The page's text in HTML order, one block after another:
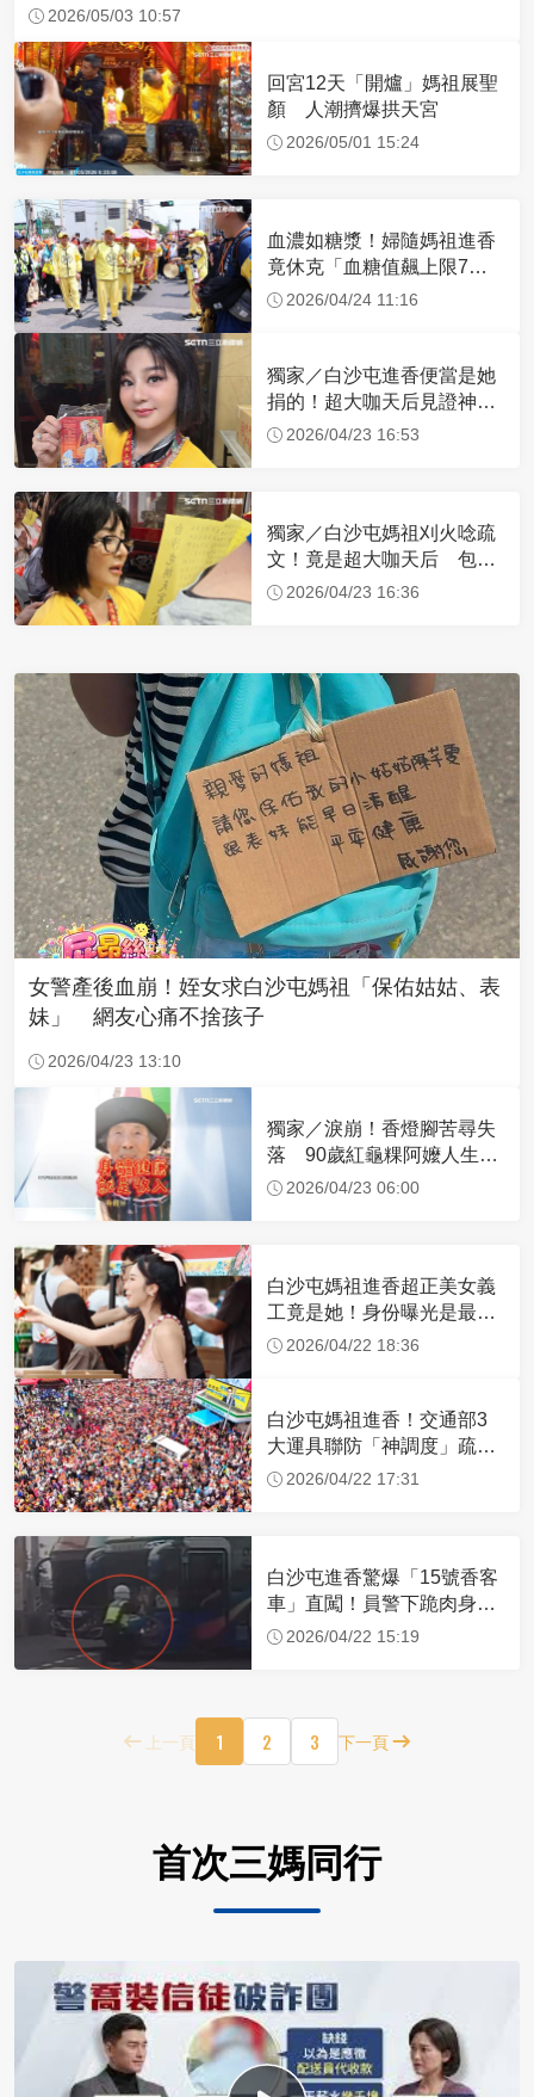
2026/05/03 10:57
回宮12天「開爐」媽祖展聖
顏 人潮擠爆拱天宮
2026/05/01 15:24
血濃如糖漿！婦隨媽祖進香
竟休克「血糖值飆上限7
倍」 醫曝原因
2026/04/24 11:16
獨家／白沙屯進香便當是她
捐的！超大咖天后見證神
蹟 一靠近媽祖就爆哭
2026/04/23 16:53
獨家／白沙屯媽祖刈火唸疏
文！竟是超大咖天后 包尿
布忍尿5小時不喊累
2026/04/23 16:36
女警產後血崩！姪女求白沙屯媽祖「保佑姑姑、表
妹」 網友心痛不捨孩子
2026/04/23 13:10
獨家／淚崩！香燈腳苦尋失
落 90歲紅龜粿阿嬤人生謝
幕2026/04/23 06:00
白沙屯媽祖進香超正美女義
工竟是她！身份曝光是最美
禮生 一輩子不結婚
2026/04/22 18:36
白沙屯媽祖進香！交通部3
大運具聯防「神調度」疏運
32.1萬創新高
2026/04/22 17:31
白沙屯進香驚爆「15號香客
車」直闖！員警下跪肉身擋
車：讓行人先過
2026/04/22 15:19
上一頁 1 2 3 下一頁
首次三媽同行